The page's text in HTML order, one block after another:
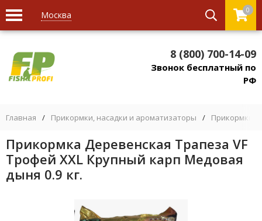
Москва 0
8 (800) 700-14-09
Звонок бесплатный по
РФ
Главная / Прикормки, насадки и ароматизаторы / Прикормки
Прикормка Деревенская Трапеза VF
Трофей XXL Крупный карп Медовая
дыня 0.9 кг.